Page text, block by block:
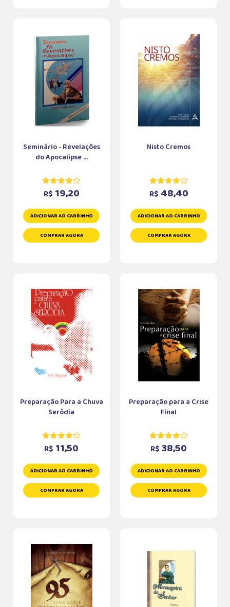
Seminário - Revelações
do Apocalipse ...
R$ 19,20
ADICIONAR AO CARRINHO
COMPRAR AGORA
Nisto Cremos
R$ 48,40
ADICIONAR AO CARRINHO
COMPRAR AGORA
Preparação Para a Chuva
Serôdia
R$ 11,50
ADICIONAR AO CARRINHO
COMPRAR AGORA
Preparação para a Crise
Final
R$ 38,50
ADICIONAR AO CARRINHO
COMPRAR AGORA